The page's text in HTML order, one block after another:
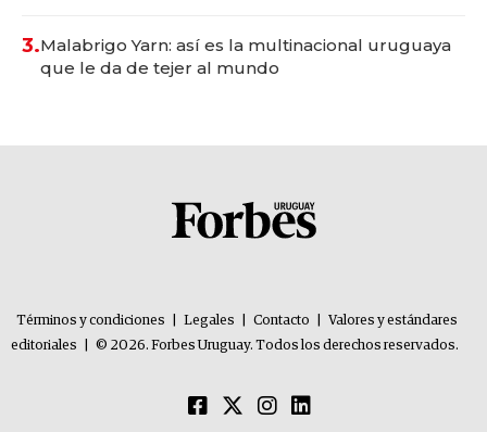
3.Malabrigo Yarn: así es la multinacional uruguaya
que le da de tejer al mundo
Términos y condiciones Legales Contacto
Valores y estándares
editoriales
© 2026. Forbes Uruguay. Todos los derechos reservados.